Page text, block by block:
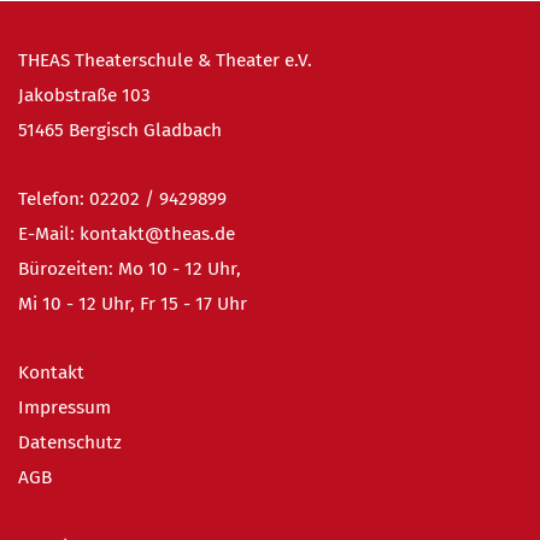
THEAS Theaterschule & Theater e.V.
Jakobstraße 103
51465 Bergisch Gladbach
Telefon: 02202 / 9429899
E-Mail: kontakt@theas.de
Bürozeiten: Mo 10 - 12 Uhr,
Mi 10 - 12 Uhr, Fr 15 - 17 Uhr
Kontakt
Impressum
Datenschutz
AGB